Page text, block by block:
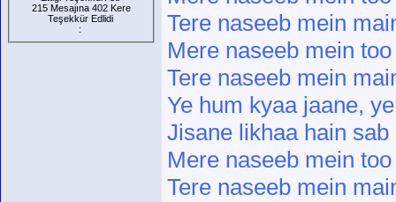
215 Mesajına 402 Kere
Teşekkür Edlidi
:
Tere naseeb mein
Mere naseeb mein
Tere naseeb mein
Ye hum kyaa jaane,
Jisane likhaa hain sab
Mere naseeb mein
Tere naseeb mein